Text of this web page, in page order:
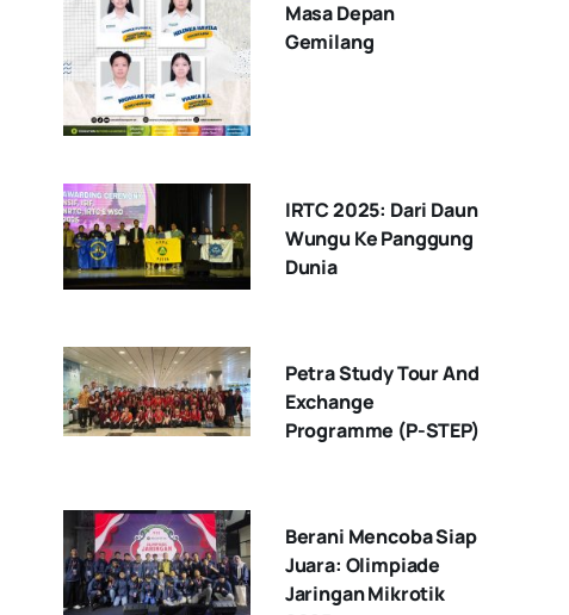
Masa Depan
Gemilang
IRTC 2025: Dari Daun
Wungu Ke Panggung
Dunia
Petra Study Tour And
Exchange
Programme (P-STEP)
Berani Mencoba Siap
Juara: Olimpiade
Jaringan Mikrotik